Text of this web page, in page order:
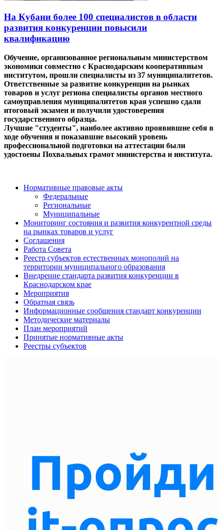
На Кубани более 100 специалистов в области
развития конкуренции повысили
квалификацию
Обучение, организованное региональным министерством
экономики совместно с Краснодарским кооперативным
институтом, прошли специалисты из 37 муниципалитетов.
Ответственные за развитие конкуренции на рынках
товаров и услуг региона специалисты органов местного
самоуправления муниципалитетов края успешно сдали
итоговый экзамен и получили удостоверения
государственного образца.
Лучшие "студенты", наиболее активно проявившие себя в
ходе обучения и показавшие высокий уровень
профессиональной подготовки на аттестации были
удостоены Похвальных грамот министерства и института.
Нормативные правовые акты
Федеральные
Региональные
Муниципальные
Мониторинг состояния и развития конкурентной среды
на рынках товаров и услуг
Соглашения
Работа Совета
Реестр субъектов естественных монополий на
территории муниципального образования
Внедрение стандарта развития конкуренции в
Краснодарском крае
Мероприятия
Обратная связь
Информационные сообщения стандарт конкуренции
Методические материалы
План мероприятий
Принятые нормативные акты
Реестры субъектов